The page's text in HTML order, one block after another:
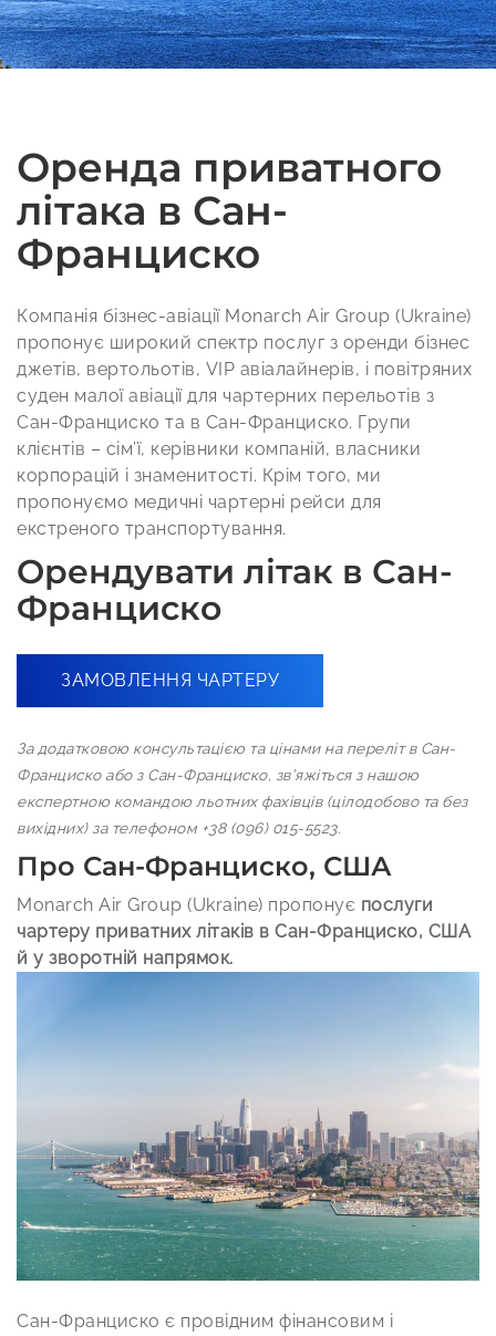
Оренда приватного
літака в Сан-
Франциско
Компанія бізнес-авіації Monarch Air Group (Ukraine)
пропонує широкий спектр послуг з оренди бізнес
джетів, вертольотів, VIP авіалайнерів, і повітряних
суден малої авіації для чартерних перельотів з
Сан-Франциско та в Сан-Франциско. Групи
клієнтів – сім’ї, керівники компаній, власники
корпорацій і знаменитості. Крім того, ми
пропонуємо медичні чартерні рейси для
екстреного транспортування.
Орендувати літак в Сан-
Франциско
ЗАМОВЛЕННЯ ЧАРТЕРУ
За додатковою консультацією та цінами на переліт в Сан-
Франциско або з Сан-Франциско, зв’яжіться з нашою
експертною командою льотних фахівців (цілодобово та без
вихідних) за телефоном +38 (096) 015-5523.
Про Сан-Франциско, США
Monarch Air Group (Ukraine) пропонує послуги
чартеру приватних літаків в Сан-Франциско, США
й у зворотній напрямок.
Сан-Франциско є провідним фінансовим і